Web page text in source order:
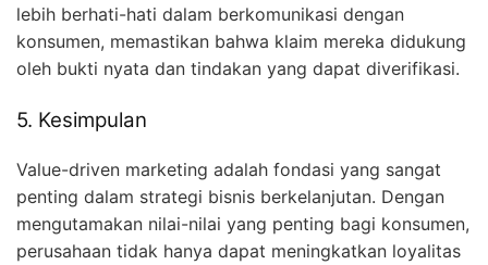
lebih berhati-hati dalam berkomunikasi dengan
konsumen, memastikan bahwa klaim mereka didukung
oleh bukti nyata dan tindakan yang dapat diverifikasi.
5. Kesimpulan
Value-driven marketing adalah fondasi yang sangat
penting dalam strategi bisnis berkelanjutan. Dengan
mengutamakan nilai-nilai yang penting bagi konsumen,
perusahaan tidak hanya dapat meningkatkan loyalitas